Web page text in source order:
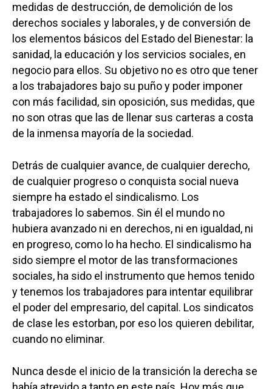
medidas de destrucción, de demolición de los
derechos sociales y laborales, y de conversión de
los elementos básicos del Estado del Bienestar: la
sanidad, la educación y los servicios sociales, en
negocio para ellos. Su objetivo no es otro que tener
a los trabajadores bajo su puño y poder imponer
con más facilidad, sin oposición, sus medidas, que
no son otras que las de llenar sus carteras a costa
de la inmensa mayoría de la sociedad.
Detrás de cualquier avance, de cualquier derecho,
de cualquier progreso o conquista social nueva
siempre ha estado el sindicalismo. Los
trabajadores lo sabemos. Sin él el mundo no
hubiera avanzado ni en derechos, ni en igualdad, ni
en progreso, como lo ha hecho. El sindicalismo ha
sido siempre el motor de las transformaciones
sociales, ha sido el instrumento que hemos tenido
y tenemos los trabajadores para intentar equilibrar
el poder del empresario, del capital. Los sindicatos
de clase les estorban, por eso los quieren debilitar,
cuando no eliminar.
Nunca desde el inicio de la transición la derecha se